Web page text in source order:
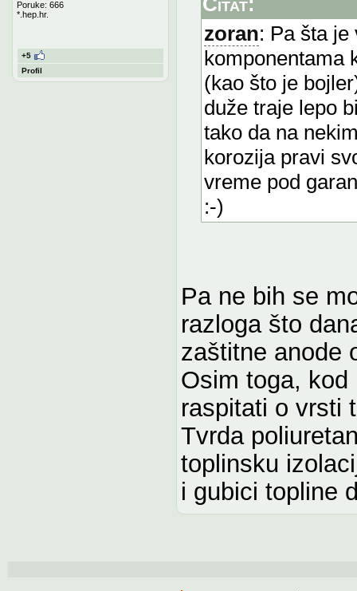
Poruke: 666
*.hep.hr.
+5
Profil
zoran: Pa šta je
komponentama
(kao što je
duže traje lepo
tako da na
korozija pravi
vreme pod
:-)
Pa ne bih se
razloga što
zaštitne anode
Osim toga, kod
raspitati o vrsti
Tvrda
toplinsku
i gubici topline